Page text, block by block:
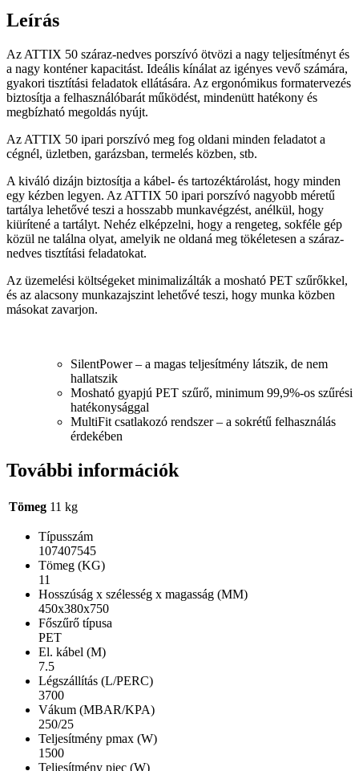
Leírás
Az ATTIX 50 száraz-nedves porszívó ötvözi a nagy teljesítményt és
a nagy konténer kapacitást. Ideális kínálat az igényes vevő számára,
gyakori tisztítási feladatok ellátására. Az ergonómikus formatervezés
biztosítja a felhasználóbarát működést, mindenütt hatékony és
megbízható megoldás nyújt.
Az ATTIX 50 ipari porszívó meg fog oldani minden feladatot a
cégnél, üzletben, garázsban, termelés közben, stb.
A kiváló dizájn biztosítja a kábel- és tartozéktárolást, hogy minden
egy kézben legyen. Az ATTIX 50 ipari porszívó nagyobb méretű
tartálya lehetővé teszi a hosszabb munkavégzést, anélkül, hogy
kiürítené a tartályt. Nehéz elképzelni, hogy a rengeteg, sokféle gép
közül ne találna olyat, amelyik ne oldaná meg tökéletesen a száraz-
nedves tisztítási feladatokat.
Az üzemelési költségeket minimalizálták a mosható PET szűrőkkel,
és az alacsony munkazajszint lehetővé teszi, hogy munka közben
másokat zavarjon.
SilentPower – a magas teljesítmény látszik, de nem
hallatszik
Mosható gyapjú PET szűrő, minimum 99,9%-os szűrési
hatékonysággal
MultiFit csatlakozó rendszer – a sokrétű felhasználás
érdekében
További információk
Tömeg 11 kg
Típusszám
107407545
Tömeg (KG)
11
Hosszúság x szélesség x magasság (MM)
450x380x750
Főszűrő típusa
PET
El. kábel (M)
7.5
Légszállítás (L/PERC)
3700
Vákum (MBAR/KPA)
250/25
Teljesítmény pmax (W)
1500
Teljesítmény piec (W)